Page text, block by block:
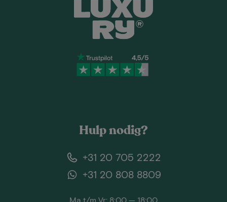
Hulp nodig?
+31 20 705 2222
+31 20 808 8809
Ma t/m Vr: 8:00 — 18:00